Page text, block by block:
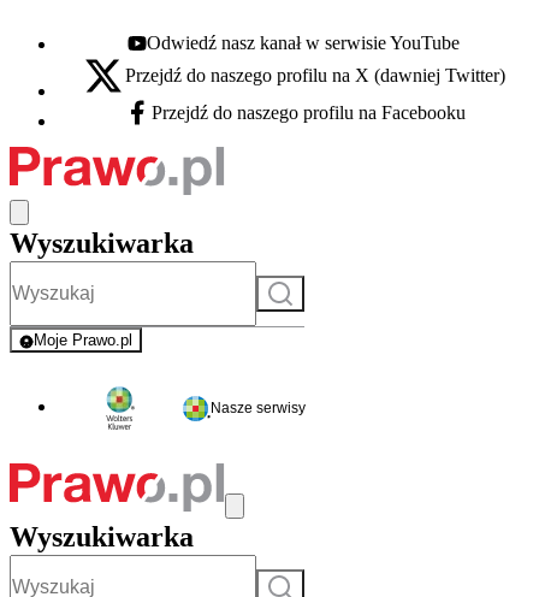
Youtube - otwiera się w nowej karcie
Odwiedź nasz kanał w serwisie YouTube
X - otwiera się w nowej karcie
Przejdź do naszego profilu na X (dawniej Twitter)
Facebook - otwiera się w nowej karcie
Przejdź do naszego profilu na Facebooku
Wyszukiwarka
Szukaj
Moje Prawo.pl
- rejestracja i logowanie do serwisu
Nasze serwisy
Wyszukiwarka
Szukaj